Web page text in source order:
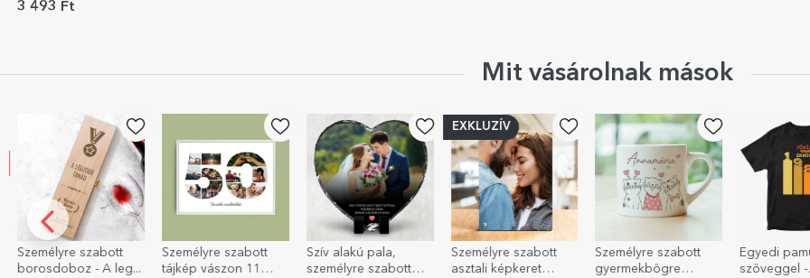
bögre – igazi
3 493 Ft
Mit vásárolnak mások
- A leg...
Személyre szabott
tájkép vászon 11
Szív alakú pala,
személyre szabott
EXKLUZÍV
Személyre szabott
asztali képkeret
Személyre szabott
gyermekbögre
Egyedi pamut póló
szöveggel -